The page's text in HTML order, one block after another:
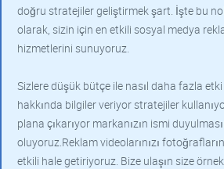
doğru stratejiler geliştirmek şart. İşte bu
olarak, sizin için en etkili sosyal medya
hizmetlerini sunuyoruz.
Sizlere düşük bütçe ile nasıl daha fazla etki
hakkında bilgiler veriyor stratejiler
plana çıkarıyor markanızın ismi
oluyoruz.Reklam videolarınızı
etkili hale getiriyoruz. Bize ulaşın size